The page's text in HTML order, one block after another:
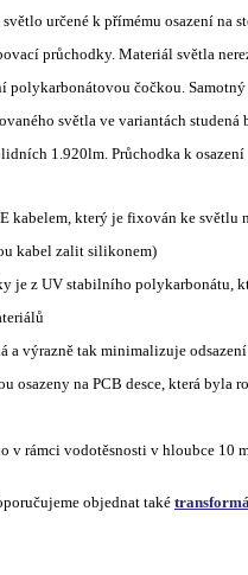
určené k přímému osazení na
průchodky. Materiál světla
polykarbonátovou čočkou.
světla ve variantách
1.920lm. Průchodka k osazení
kabelem, který je fixován ke
kabel zalit silikonem)
je z UV stabilního polykarbonátu,
a výrazně tak minimalizuje
osazeny na PCB desce, která byla
v rámci vodotěsnosti v hloubce 10
objednat také